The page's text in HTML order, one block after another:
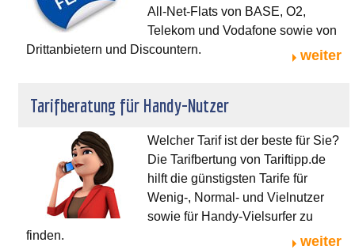
All-Net-Flats von BASE, O2,
Telekom und Vodafone sowie von
Drittanbietern und Discountern.
weiter
Tarifberatung für Handy-Nutzer
Welcher Tarif ist der beste für Sie?
Die Tarifbertung von Tariftipp.de
hilft die günstigsten Tarife für
Wenig-, Normal- und Vielnutzer
sowie für Handy-Vielsurfer zu
finden.
weiter